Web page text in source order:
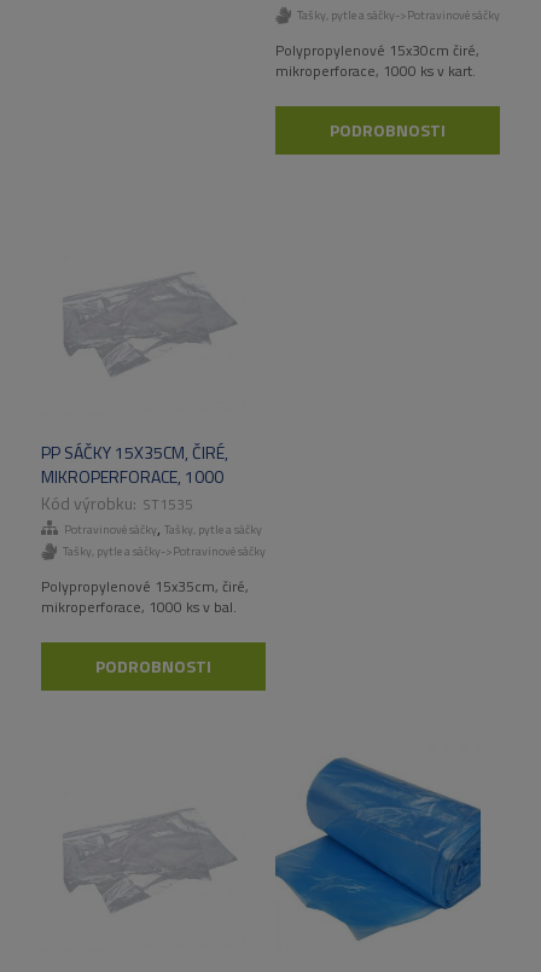
Tašky, pytle a sáčky->Potravinové sáčky
Polypropylenové 15x30cm čiré,
mikroperforace, 1000 ks v kart.
PODROBNOSTI
PP SÁČKY 15X35CM, ČIRÉ,
MIKROPERFORACE, 1000
KS/BAL.
ST1535
Potravinové sáčky, Tašky, pytle a sáčky
Tašky, pytle a sáčky->Potravinové sáčky
Polypropylenové 15x35cm, čiré,
mikroperforace, 1000 ks v bal.
PODROBNOSTI